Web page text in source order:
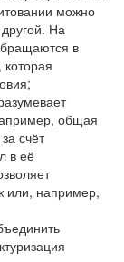
можно
другой. На
в
общая
счёт
в её
или, например,